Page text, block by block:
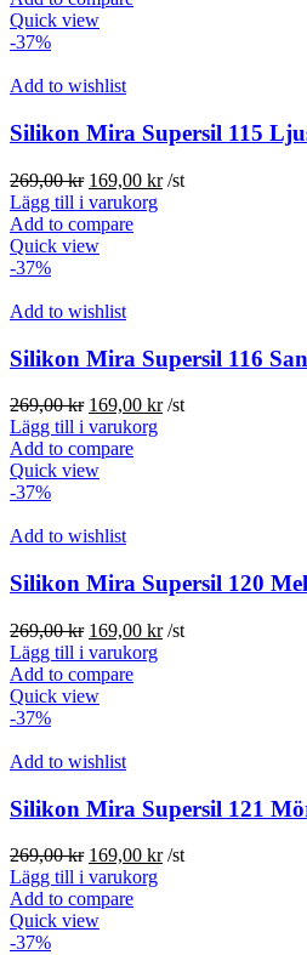
var:
Quick view
-37%
Add to wishlist
Silikon Mira Supersil 115
269,00kr Det
ursprungliga
priset
var:
169,00 krDet
/st
Lägg till i varukorg
Add to compare
Quick view
-37%
Add to wishlist
Silikon Mira Supersil 116
269,00kr Det
ursprungliga
priset
var:
169,00 krDet
/st
Lägg till i varukorg
Add to compare
Quick view
-37%
Add to wishlist
Silikon Mira Supersil 120
269,00kr Det
ursprungliga
priset
var:
169,00 krDet
/st
Lägg till i varukorg
Add to compare
Quick view
-37%
Add to wishlist
Silikon Mira Supersil 121
269,00kr Det
ursprungliga
priset
var:
169,00 krDet
/st
Lägg till i varukorg
Add to compare
Quick view
-37%